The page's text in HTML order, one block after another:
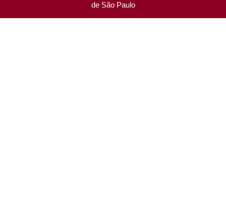
de São Paulo